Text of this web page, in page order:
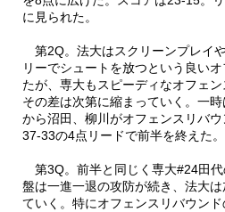
に見られた。
第2Q。法大はスクリーンプレイ
リーでシュートを放つという良い
たが、専大もスピーディなオフェン
その差は次第に縮まっていく。一
から沼田、柳川がオフェンスリバ
37-33の4点リードで前半を終えた。
第3Q。前半と同じく専大#24田
盤は一進一退の攻防が続き、法大
ていく。特にオフェンスリバウン